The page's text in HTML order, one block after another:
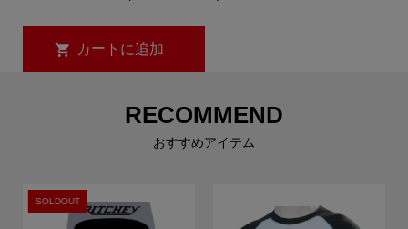
RECOMMEND
おすすめアイテム
SOLDOUT